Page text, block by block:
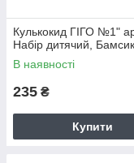
Кулькокид ГІГО №1"
Набір дитячий, Бамсик
В наявності
235 ₴
Купити